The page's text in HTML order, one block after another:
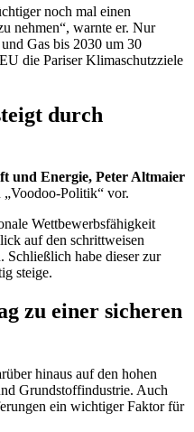
noch mal einen
nehmen“, warnte er. Nur
Gas bis 2030 um 30
die Pariser Klimaschutzziele
durch
und Energie, Peter Altmaier
„Voodoo-Politik“ vor.
Wettbewerbsfähigkeit
auf den schrittweisen
Schließlich habe dieser zur
steige.
zu einer sicheren
hinaus auf den hohen
Grundstoffindustrie. Auch
ein wichtiger Faktor für